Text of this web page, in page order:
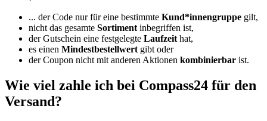
... der Code nur für eine bestimmte Kund*innengruppe gilt,
nicht das gesamte Sortimentinbegriffen ist,
der Gutschein eine festgelegte Laufzeithat,
es einen Mindestbestellwertgibt oder
der Coupon nicht mit anderen Aktionen kombinierbar ist.
Wie viel zahle ich bei Compass24 für den
Versand?